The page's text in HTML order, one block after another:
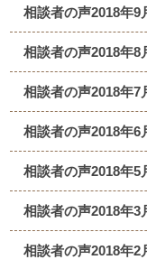
相談者の声2018年9
相談者の声2018年8
相談者の声2018年7
相談者の声2018年6
相談者の声2018年5
相談者の声2018年3
相談者の声2018年2